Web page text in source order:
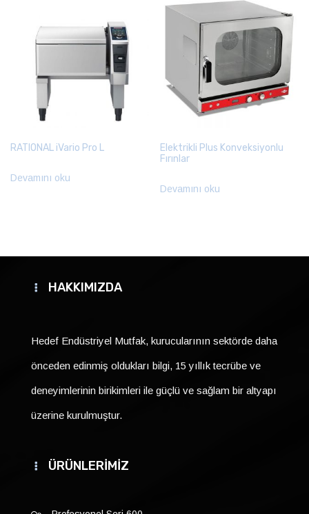
RATIONAL iVario Pro L
Devamını oku
Elektrikli Plus Konveksiyonlu
Fırınlar
Devamını oku
HAKKIMIZDA
Hedef Endüstriyel Mutfak, kurucularının sektörde daha
önceden edinmiş oldukları bilgi, 15 yıllık tecrübe ve
deneyimlerinin birikimleri ile güçlü ve sağlam bir altyapı
üzerine kurulmuştur.
ÜRÜNLERİMİZ